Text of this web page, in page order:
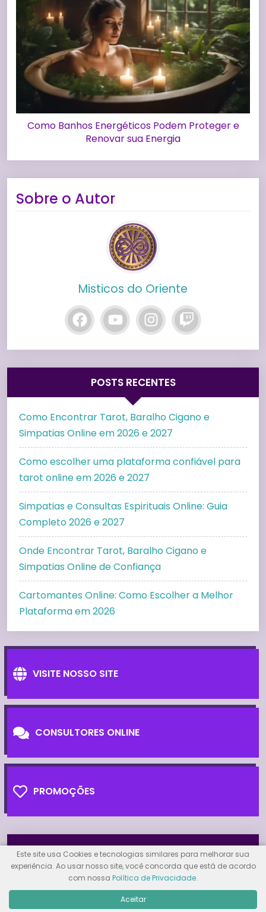
Como Banhos Energéticos Podem Proteger e
Renovar sua Energia
Sobre o Autor
Misticos do Oriente
POSTS RECENTES
Como Encontrar Tarot, Baralho Cigano e
Simpatias Online em 2026 e 2027
Como escolher uma plataforma confiável para
tarot online em 2026 e 2027
Simpatias e Consultas Espirituais Online: Guia
Completo 2026 e 2027
Onde Encontrar Tarot, Baralho Cigano e
Simpatias Online de Confiança
Cartomantes Online: Como Escolher a Melhor
Plataforma em 2026
VISITE NOSSO SITE
CONSULTORES ONLINE
PROMOÇÕES
VEJA COMO FUNCIONA
Tocador
de
Este site usa Cookies e tecnologias similares para melhorar sua
experiência. Ao usar nosso site, você concorda que está de acordo
com nossa Política de Privacidade.
Aceitar